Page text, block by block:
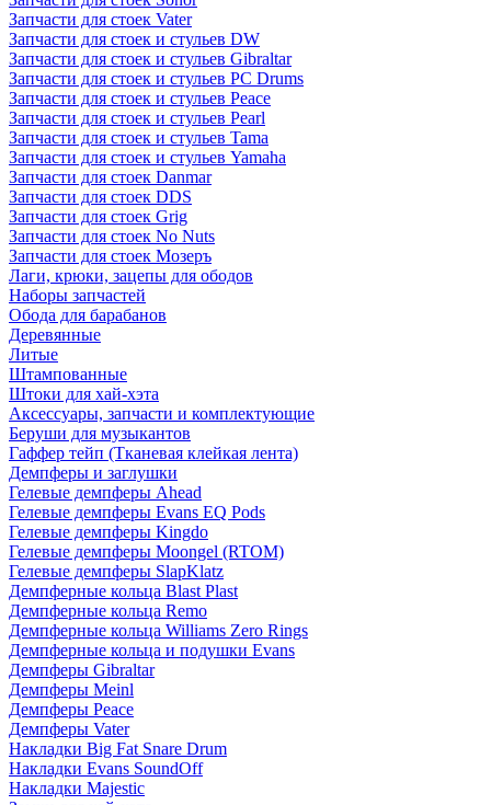
Запчасти для стоек Vater
Запчасти для стоек и стульев DW
Запчасти для стоек и стульев Gibraltar
Запчасти для стоек и стульев PC Drums
Запчасти для стоек и стульев Peace
Запчасти для стоек и стульев Pearl
Запчасти для стоек и стульев Tama
Запчасти для стоек и стульев Yamaha
Запчасти для стоек Danmar
Запчасти для стоек DDS
Запчасти для стоек Grig
Запчасти для стоек No Nuts
Запчасти для стоек Мозеръ
Лаги, крюки, зацепы для ободов
Наборы запчастей
Обода для барабанов
Деревянные
Литые
Штампованные
Штоки для хай-хэта
Аксессуары, запчасти и комплектующие
Беруши для музыкантов
Гаффер тейп (Тканевая клейкая лента)
Демпферы и заглушки
Гелевые демпферы Ahead
Гелевые демпферы Evans EQ Pods
Гелевые демпферы Kingdo
Гелевые демпферы Moongel (RTOM)
Гелевые демпферы SlapKlatz
Демпферные кольца Blast Plast
Демпферные кольца Remo
Демпферные кольца Williams Zero Rings
Демпферные кольца и подушки Evans
Демпферы Gibraltar
Демпферы Meinl
Демпферы Peace
Демпферы Vater
Накладки Big Fat Snare Drum
Накладки Evans SoundOff
Накладки Majestic